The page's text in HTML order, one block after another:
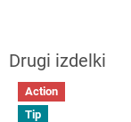
Action
Tip